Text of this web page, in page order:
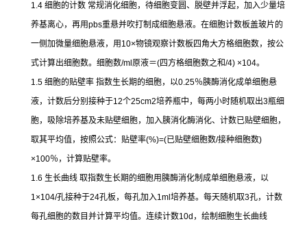
1.4 细胞的计数 常规消化细胞，待细胞变圆、脱壁并浮起，加入少量培
养基离心，再用pbs重悬并吹打制成细胞悬液。在细胞计数板盖玻片的
一侧加微量细胞悬液，用 10×物镜观察计数板四角大方格细胞数，按公
式计算出细胞数。细胞数/ml 原液＝(四方格细胞数之和/4) ×104。
1.5 细胞的贴壁率 指数生长期的细胞，以0.25％胰酶消化成单细胞悬
液，计数后分别接种于12个25cm2培养瓶中，每两小时随机取出3瓶细
胞，吸除培养基及未贴壁细胞，加入胰消化酶消化、计数已贴壁细胞，
取其平均值，按照公式：贴壁率(%)=(已贴壁细胞数/接种细胞数)
×100％，计算贴壁率。
1.6 生长曲线 取指数生长期的细胞用胰酶消化制成单细胞悬液，以
1×104/孔接种于24孔板，每孔加入1ml 培养基。每天随机取3孔，计数
每孔细胞的数目并计算平均值。连续计数10d ，绘制细胞生长曲线